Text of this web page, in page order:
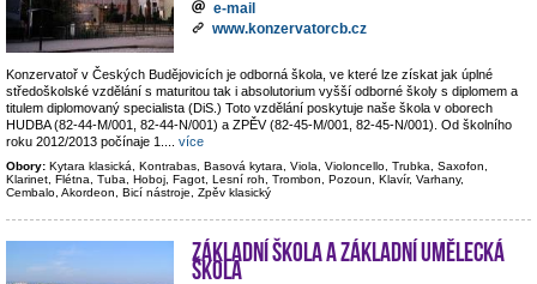
e-mail
www.konzervatorcb.cz
Konzervatoř v Českých Budějovicích je odborná škola, ve které lze získat jak úplné
středoškolské vzdělání s maturitou tak i absolutorium vyšší odborné školy s diplomem a
titulem diplomovaný specialista (DiS.) Toto vzdělání poskytuje naše škola v oborech
HUDBA (82-44-M/001, 82-44-N/001) a ZPĚV (82-45-M/001, 82-45-N/001). Od školního
roku 2012/2013 počínaje 1.
více
Obory: Kytara klasická, Kontrabas, Basová kytara, Viola, Violoncello, Trubka, Saxofon,
Klarinet, Flétna, Tuba, Hoboj, Fagot, Lesní roh, Trombon, Pozoun, Klavír, Varhany,
Cembalo, Akordeon, Bicí nástroje, Zpěv klasický
Základní škola a základní umělecká
škola